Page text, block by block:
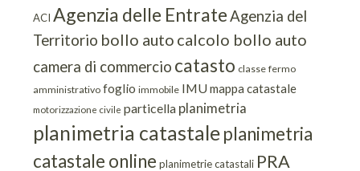
ACI Agenzia delle EntrateAgenzia del
Territorio bollo auto calcolo bollo auto
camera di commercio catasto classe fermo
amministrativo foglio immobile IMUmappa catastale
motorizzazione civile particella planimetria
planimetria catastaleplanimetria
catastale online planimetrie catastali PRA